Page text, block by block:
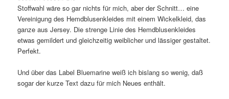
Stoffwahl wäre so gar nichts für mich, aber der Schnitt… eine
Vereinigung des Hemdblusenkleides mit einem Wickelkleid, das
ganze aus Jersey. Die strenge Linie des Hemdblusenkleides
etwas gemildert und gleichzeitig weiblicher und lässiger gestaltet.
Perfekt.
Und über das Label Bluemarine weiß ich bislang so wenig, daß
sogar der kurze Text dazu für mich Neues enthält.